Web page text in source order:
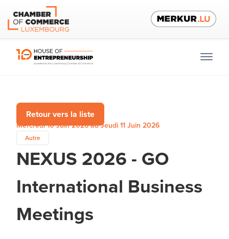
Retour vers la liste
Mercredi 10 Juin 2026 au Jeudi 11 Juin 2026
Autre
NEXUS 2026 - GO
International Business
Meetings